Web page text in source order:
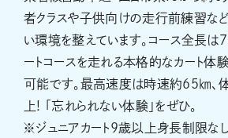
者クラスや子供向けの走行前練習など
い環境を整えています。コース全長は
ートコースを走れる本格的なカート
可能です。最高速度は時速約65㎞、
上! 「忘れられない体験」をぜひ。
※ジュニアカート9歳以上身長制限な